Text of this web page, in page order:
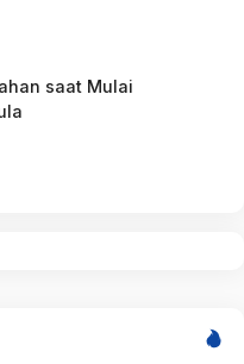
saat Mulai